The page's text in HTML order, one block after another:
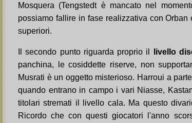
Mosquera (Tengstedt è mancato nel
possiamo fallire in fase realizzativa con
superiori.
Il secondo punto riguarda proprio il livello
panchina, le cosiddette riserve, non
Musrati è un oggetto misterioso. Harroui a
quando entrano in campo i vari Niasse,
titolari stremati il livello cala. Ma questo
Ricordo che con questi giocatori l'anno